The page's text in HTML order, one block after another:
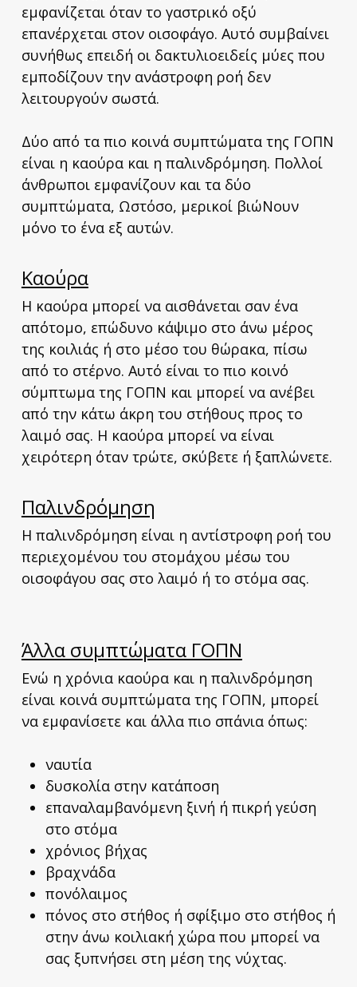
εμφανίζεται όταν το γαστρικό οξύ
επανέρχεται στον οισοφάγο. Αυτό συμβαίνει
συνήθως επειδή οι δακτυλιοειδείς μύες που
εμποδίζουν την ανάστροφη ροή δεν
λειτουργούν σωστά.
Δύο από τα πιο κοινά συμπτώματα της ΓΟΠΝ
είναι η καούρα και η παλινδρόμηση. Πολλοί
άνθρωποι εμφανίζουν και τα δύο
συμπτώματα, Ωστόσο, μερικοί βιώΝουν
μόνο το ένα εξ αυτών.
Καούρα
Η καούρα μπορεί να αισθάνεται σαν ένα
απότομο, επώδυνο κάψιμο στο άνω μέρος
της κοιλιάς ή στο μέσο του θώρακα, πίσω
από το στέρνο. Αυτό είναι το πιο κοινό
σύμπτωμα της ΓΟΠΝ και μπορεί να ανέβει
από την κάτω άκρη του στήθους προς το
λαιμό σας. Η καούρα μπορεί να είναι
χειρότερη όταν τρώτε, σκύβετε ή ξαπλώνετε.
Παλινδρόμηση
Η παλινδρόμηση είναι η αντίστροφη ροή του
περιεχομένου του στομάχου μέσω του
οισοφάγου σας στο λαιμό ή το στόμα σας.
Άλλα συμπτώματα ΓΟΠΝ
Ενώ η χρόνια καούρα και η παλινδρόμηση
είναι κοινά συμπτώματα της ΓΟΠΝ, μπορεί
να εμφανίσετε και άλλα πιο σπάνια όπως:
ναυτία
δυσκολία στην κατάποση
επαναλαμβανόμενη ξινή ή πικρή γεύση
στο στόμα
χρόνιος βήχας
βραχνάδα
πονόλαιμος
πόνος στο στήθος ή σφίξιμο στο στήθος ή
στην άνω κοιλιακή χώρα που μπορεί να
σας ξυπνήσει στη μέση της νύχτας.